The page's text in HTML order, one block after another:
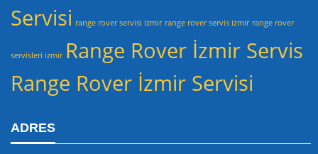
Servisi range rover servisi izmir range rover servis izmir range rover
servisleri izmir Range Rover İzmir Servis
Range Rover İzmir Servisi
ADRES